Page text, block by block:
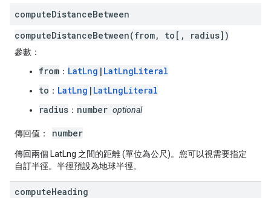
computeDistanceBetween
computeDistanceBetween(from, to[, radius])
參數：
from ： LatLng | LatLngLiteral
to ： LatLng | LatLngLiteral
radius ： number optional
傳回值： number
傳回兩個 LatLng 之間的距離 (單位為公尺)。您可以視需要指定
自訂半徑。半徑預設為地球半徑。
computeHeading